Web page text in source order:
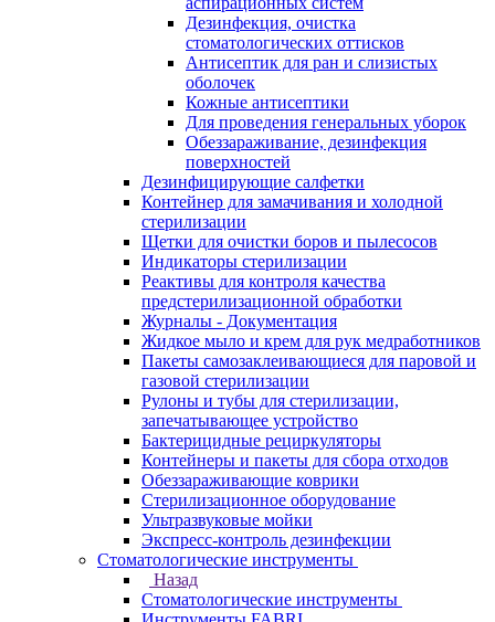
Дезинфекция, очистка
стоматологических оттисков
Антисептик для ран и слизистых
оболочек
Кожные антисептики
Для проведения генеральных уборок
Обеззараживание, дезинфекция
поверхностей
Дезинфицирующие салфетки
Контейнер для замачивания и холодной
стерилизации
Щетки для очистки боров и пылесосов
Индикаторы стерилизации
Реактивы для контроля качества
предстерилизационной обработки
Журналы - Документация
Жидкое мыло и крем для рук медработников
Пакеты самозаклеивающиеся для паровой и
газовой стерилизации
Рулоны и тубы для стерилизации,
запечатывающее устройство
Бактерицидные рециркуляторы
Контейнеры и пакеты для сбора отходов
Обеззараживающие коврики
Стерилизационное оборудование
Ультразвуковые мойки
Экспресс-контроль дезинфекции
Стоматологические инструменты
Назад
Стоматологические инструменты